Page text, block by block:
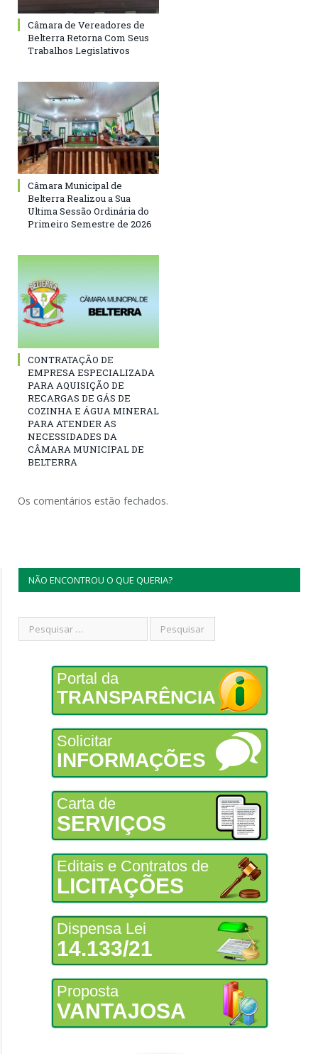
Câmara de Vereadores de
Belterra Retorna Com Seus
Trabalhos Legislativos
Câmara Municipal de
Belterra Realizou a Sua
Ultima Sessão Ordinária do
Primeiro Semestre de 2026
CONTRATAÇÃO DE
EMPRESA ESPECIALIZADA
PARA AQUISIÇÃO DE
RECARGAS DE GÁS DE
COZINHA E ÁGUA MINERAL
PARA ATENDER AS
NECESSIDADES DA
CÂMARA MUNICIPAL DE
BELTERRA
Os comentários estão fechados.
NÃO ENCONTROU O QUE QUERIA?
Portal da
TRANSPARÊNCIA
Solicitar
INFORMAÇÕES
Carta de
SERVIÇOS
Editais e Contratos de
LICITAÇÕES
Dispensa Lei
14.133/21
Proposta
VANTAJOSA